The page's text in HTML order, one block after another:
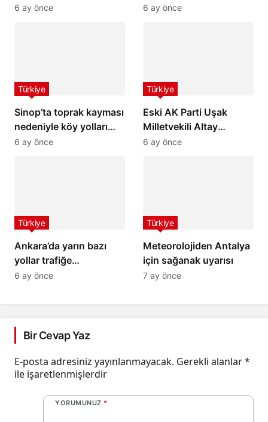
İstanbul ve İzmir’de de
6 ay önce
Son Dakika Haberleri
6 ay önce
Sinop’ta toprak kayması
nedeniyle köy yolları
ulaşıma kapandı
Türkiye
6 ay önce
Eski AK Parti Uşak
Milletvekili Altay
hayatını kaybetti
Türkiye
6 ay önce
Ankara’da yarın bazı
yollar trafiğe
kapatılacak
Türkiye
6 ay önce
Meteorolojiden Antalya
için sağanak uyarısı
Türkiye
7 ay önce
Bir Cevap Yaz
E-posta adresiniz yayınlanmayacak. Gerekli alanlar*
ile işaretlenmişlerdir
YORUMUNUZ *